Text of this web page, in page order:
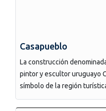
Casapueblo
La construcción
pintor y escultor uruguayo
símbolo de la región